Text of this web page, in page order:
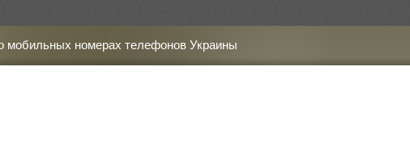
номерах телефонов Украины